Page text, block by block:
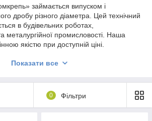
займається випуском і
дробу різного діаметра. Цей технічний
в будівельних роботах,
металургійної промисловості. Наша
якістю при доступній ціні.
дробеметным і дробеструйным
Показати все
0 Фільтри